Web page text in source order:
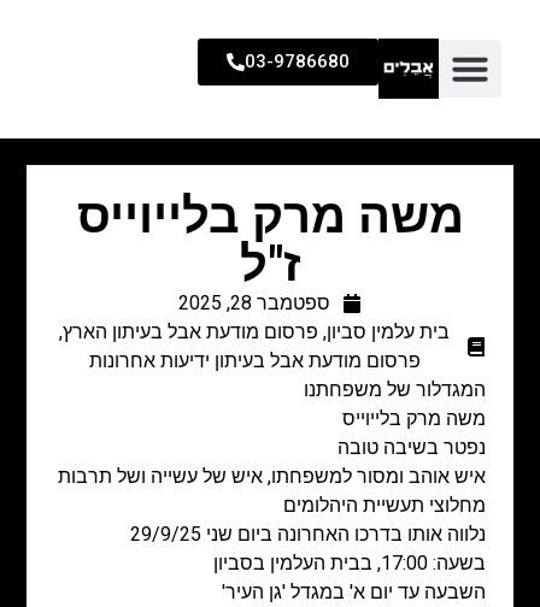
03-9786680
משה מרק בלייוייס
ז"ל
ספטמבר 28, 2025
בית עלמין סביון, פרסום מודעת אבל בעיתון הארץ,
פרסום מודעת אבל בעיתון ידיעות אחרונות
המגדלור של משפחתנו
משה מרק בלייוייס
נפטר בשיבה טובה
איש אוהב ומסור למשפחתו, איש של עשייה ושל תרבות
מחלוצי תעשיית היהלומים
נלווה אותו בדרכו האחרונה ביום שני 29/9/25
בשעה: 17:00, בבית העלמין בסביון
השבעה עד יום א' במגדל 'גן העיר'